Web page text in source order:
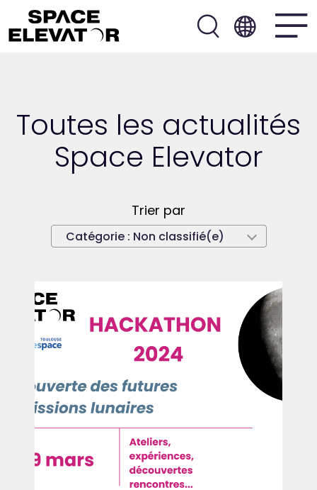
Toutes les actualités
Space Elevator
Trier par
Catégorie : Non classifié(e)